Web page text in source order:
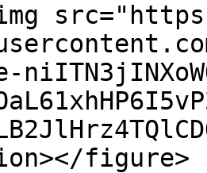
figure>